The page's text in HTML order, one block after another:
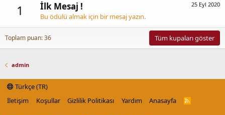
1 25 Eyl 2020
İlk Mesaj !
Bu ödülü almak için bir mesaj yazın.
Toplam puan: 36 Tüm kupaları göster
admin
Türkçe (TR)
İletişim
Koşullar Gizlilik Politikası Yardım Anasayfa
R